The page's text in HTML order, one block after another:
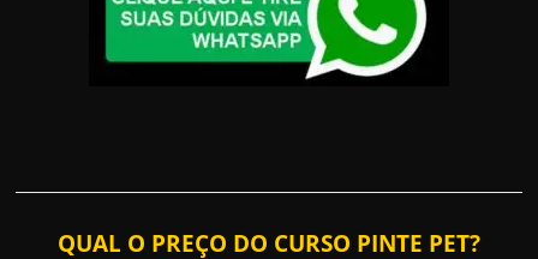
QUAL O PREÇO DO CURSO PINTE PET?